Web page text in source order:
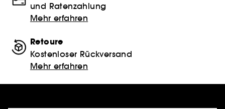
und Ratenzahlung
Mehr erfahren
Retoure
Kostenloser Rückversand
Mehr erfahren